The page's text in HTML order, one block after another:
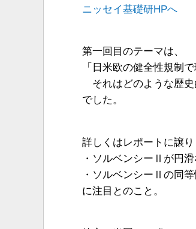
ニッセイ基礎研HPへ
第一回目のテーマは、
「日米欧の健全性規制
それはどのような歴史
でした。
詳しくはレポートに譲
・ソルベンシーⅡが円
・ソルベンシーⅡの同
に注目とのこと。